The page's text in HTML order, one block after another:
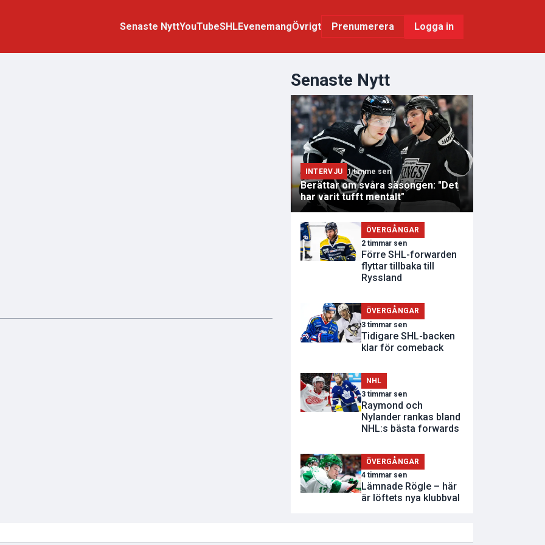
Senaste NyttYouTubeSHLEvenemangÖvrigt Prenumerera Logga in
Senaste Nytt
INTERVJU 1 timme sen
Berättar om svåra säsongen: "Det
har varit tufft mentalt"
ÖVERGÅNGAR
2 timmar sen
Förre SHL-forwarden
flyttar tillbaka till
Ryssland
ÖVERGÅNGAR
3 timmar sen
Tidigare SHL-backen
klar för comeback
NHL
3 timmar sen
Raymond och
Nylander rankas bland
NHL:s bästa forwards
ÖVERGÅNGAR
4 timmar sen
Lämnade Rögle – här
är löftets nya klubbval